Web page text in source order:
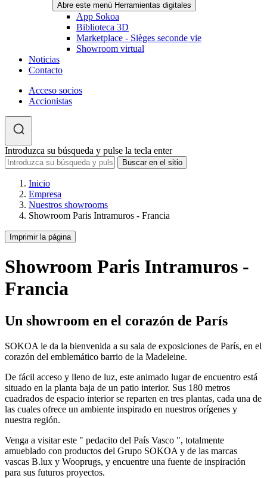
Abre este menú Herramientas digitales
App Sokoa
Biblioteca 3D
Marketplace - Sièges seconde vie
Showroom virtual
Noticias
Contacto
Acceso socios
Accionistas
Introduzca su búsqueda y pulse la tecla enter
Inicio
Empresa
Nuestros showrooms
Showroom Paris Intramuros - Francia
Imprimir la página
Showroom Paris Intramuros -
Francia
Un showroom en el corazón de París
SOKOA le da la bienvenida a su sala de exposiciones de París, en el
corazón del emblemático barrio de la Madeleine.
De fácil acceso y lleno de luz, este animado lugar de encuentro está
situado en la planta baja de un patio interior. Sus 180 metros
cuadrados de espacio interior se reparten en tres plantas, cada una de
las cuales ofrece un ambiente inspirado en nuestros orígenes y
nuestra región.
Venga a visitar este " pedacito del País Vasco ", totalmente
amueblado con productos del Grupo SOKOA y de las marcas
vascas B.lux y Wooprugs, y encuentre una fuente de inspiración
para sus futuros proyectos.